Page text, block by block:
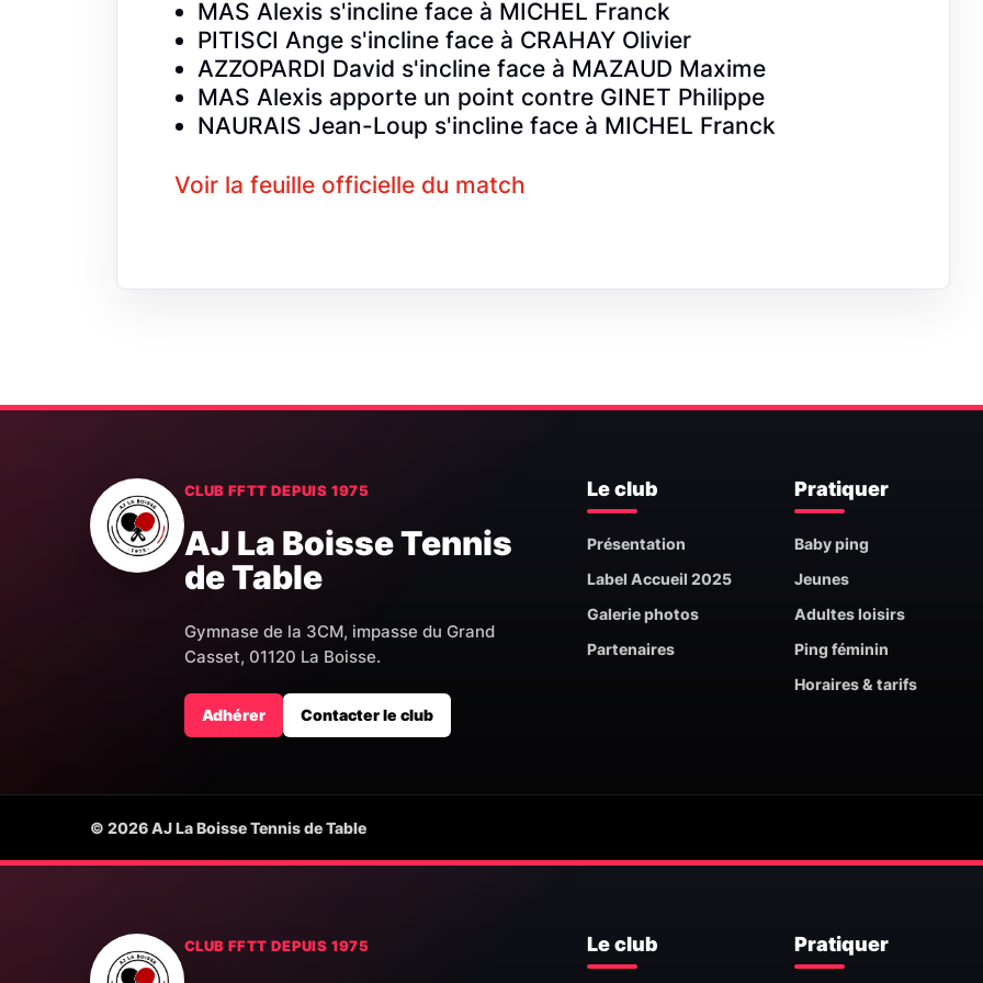
MAS Alexis s'incline face à MICHEL Franck
PITISCI Ange s'incline face à CRAHAY Olivier
AZZOPARDI David s'incline face à MAZAUD Maxime
MAS Alexis apporte un point contre GINET Philippe
NAURAIS Jean-Loup s'incline face à MICHEL Franck
Voir la feuille officielle du match
CLUB FFTT DEPUIS 1975
AJ La Boisse Tennis
de Table
Gymnase de la 3CM, impasse du Grand
Casset, 01120 La Boisse.
Adhérer Contacter le club
Le club
Présentation
Label Accueil 2025
Galerie photos
Partenaires
Pratiquer
Baby ping
Jeunes
Adultes loisirs
Ping féminin
Horaires & tarifs
© 2026 AJ La Boisse Tennis de Table
CLUB FFTT DEPUIS 1975 Le club Pratiquer